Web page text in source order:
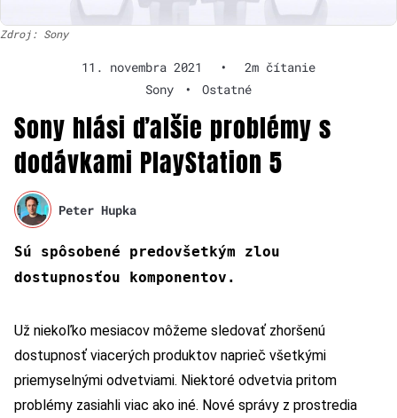
Zdroj: Sony
11. novembra 2021 •
2m čítanie
Sony
• Ostatné
Sony hlási ďalšie problémy s
dodávkami PlayStation 5
Peter Hupka
Sú spôsobené predovšetkým zlou
dostupnosťou komponentov.
Už niekoľko mesiacov môžeme sledovať zhoršenú
dostupnosť viacerých produktov naprieč všetkými
priemyselnými odvetviami. Niektoré odvetvia pritom
problémy zasiahli viac ako iné. Nové správy z prostredia